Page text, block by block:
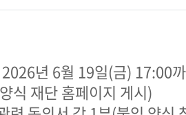
년 6월 19일(금) 17:00
식 재단 홈페이지 게시)